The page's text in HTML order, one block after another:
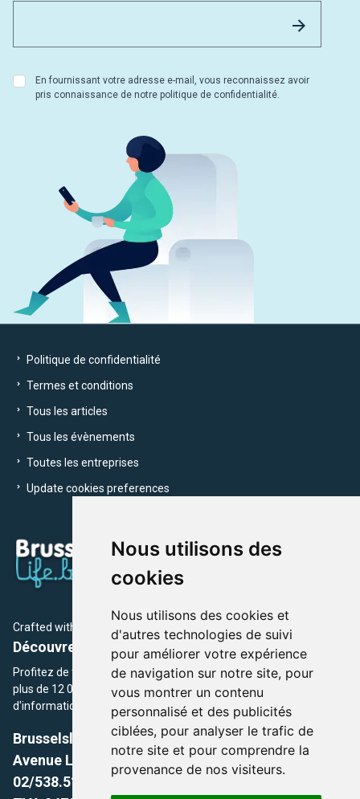
Nous utilisons des
cookies
Nous utilisons des cookies et
d'autres technologies de suivi
pour améliorer votre expérience
de navigation sur notre site, pour
vous montrer un contenu
personnalisé et des publicités
ciblées, pour analyser le trafic de
notre site et pour comprendre la
provenance de nos visiteurs.
En fournissant votre adresse e-mail, vous reconnaissez avoir
pris connaissance de notre politique de confidentialité.
Politique de confidentialité
Termes et conditions
Tous les articles
Tous les évènements
Toutes les entreprises
Update cookies preferences
Crafted with by Brusselslife Team
Découvrez plus de 12 000 adresses et événements
Profitez de toutes les sections de BrusselsLife.be et découvrez
plus de 12 000 adresses et un grand choix d'événements,
d'informations et de conseils et astuces de notre écriture.
Brusselslife.be
Avenue Louise, 500 -1050 Ixelles, Brussels,
02/538.51.49.